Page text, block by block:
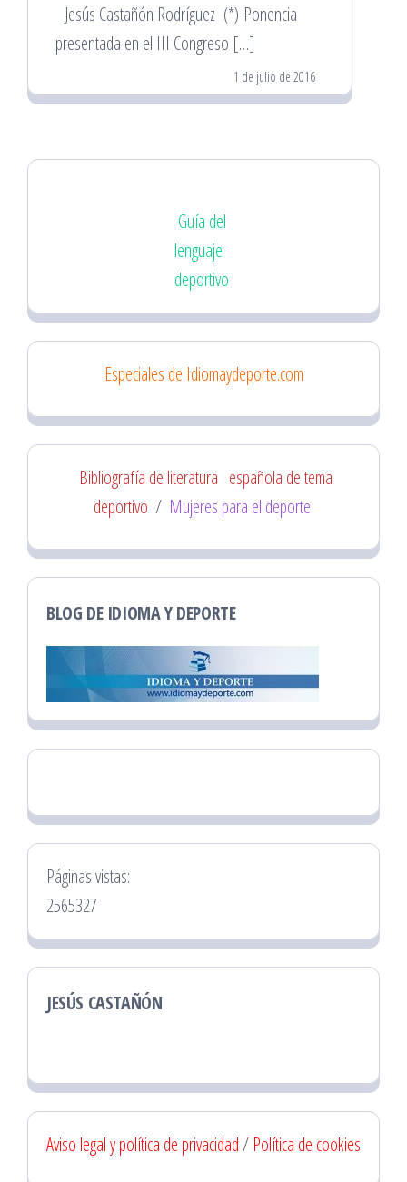
Jesús Castañón Rodríguez (*) Ponencia
presentada en el III Congreso […]
1 de julio de 2016
Guía del
lenguaje
deportivo
Especiales de Idiomaydeporte.com
Bibliografía de literatura española de tema
deportivo / Mujeres para el deporte
BLOG DE IDIOMA Y DEPORTE
Páginas vistas:
2565327
JESÚS CASTAÑÓN
Aviso legal y política de privacidad/ Política de cookies